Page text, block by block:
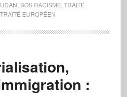
SOS RACISME TRAITÉ
TRAITÉ EUROPÉEN
: